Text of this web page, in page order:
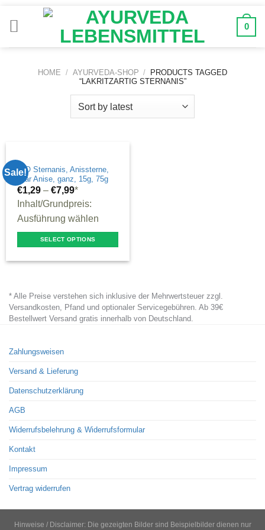
Inhalt
0
HOME / AYURVEDA-SHOP /
PRODUCTS TAGGED
“LAKRITZARTIG STERNANIS”
Sale!BIO Sternanis, Anissterne,
Star Anise, ganz, 15g, 75g
€1,29 –€7,99*
Inhalt/Grundpreis:
Ausführung wählen
SELECT OPTIONS
multiple
variants.
may
be
chosen
product
page
* Alle Preise verstehen sich inklusive der Mehrwertsteuer zzgl.
Versandkosten, Pfand und optionaler Servicegebühren. Ab 39€
Bestellwert Versand gratis innerhalb von Deutschland.
Zahlungsweisen
Versand & Lieferung
Datenschutzerklärung
AGB
Widerrufsbelehrung & Widerrufsformular
Kontakt
Impressum
Vertrag widerrufen
Hinweise / Disclaimer: Die gezeigten Bilder sind Beispielbilder dienen nur